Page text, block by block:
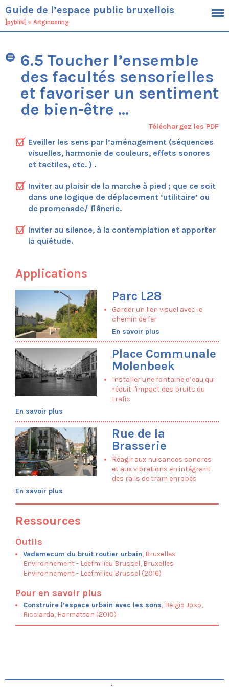
Objectifs
Public cible
Définition de l’espace public
Démarche
Typologie générique des espaces
Spécificités du territoire bruxellois
Cadres planologiques et outils
Conduite du projet
Aménagement de l’espace public
projet
Applications
Rue de la Braie
Rue de la Brasserie
Boulevard du Souverain
Croisement Orban
Place Communale de Molenbeek
Place Cardinal Mercier
Plaine du Bourdon
Parc de la Senne
Passerelle Cage aux Ours
Prospection
Guide de l’espace public bruxellois
]pyblik[ + Artgineering
6.5 Toucher l’ensemble
des facultés sensorielles
et favoriser un sentiment
de bien-être …
Téléchargez les PDF
Eveiller les sens par l’aménagement (séquences
visuelles, harmonie de couleurs, effets sonores
et tactiles, etc. ) .
Inviter au plaisir de la marche à pied ; que ce soit
dans une logique de déplacement ‘utilitaire’ ou
de promenade/ flânerie.
Inviter au silence, à la contemplation et apporter
la quiétude.
Applications
Parc L28
Garder un lien visuel avec le
chemin de fer
En savoir plus
Place Communale
Molenbeek
Installer une fontaine d’eau qui
réduit l'impact des bruits du
trafic
En savoir plus
Rue de la
Brasserie
Réagir aux nuisances sonores
et aux vibrations en intégrant
des rails de tram enrobés
En savoir plus
Ressources
Outils
Vademecum du bruit routier urbain, Bruxelles
Environnement - Leefmilieu Brussel, Bruxelles
Environnement - Leefmilieu Brussel (2016)
Pour en savoir plus
Construire l’espace urbain avec les sons, Belgio Joso,
Ricciarda, Harmattan (2010)